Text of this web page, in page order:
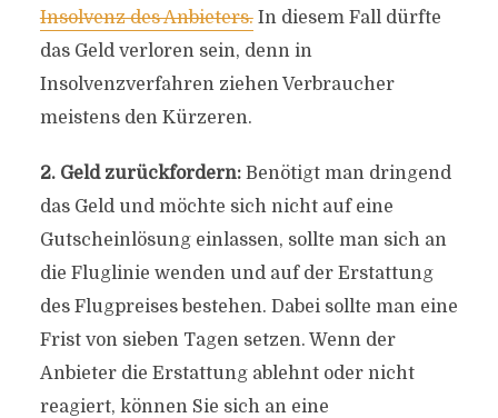
Insolvenz des Anbieters.In diesem Fall dürfte
das Geld verloren sein, denn in
Insolvenzverfahren ziehen Verbraucher
meistens den Kürzeren.
2. Geld zurückfordern: Benötigt man dringend
das Geld und möchte sich nicht auf eine
Gutscheinlösung einlassen, sollte man sich an
die Fluglinie wenden und auf der Erstattung
des Flugpreises bestehen. Dabei sollte man eine
Frist von sieben Tagen setzen. Wenn der
Anbieter die Erstattung ablehnt oder nicht
reagiert, können Sie sich an eine